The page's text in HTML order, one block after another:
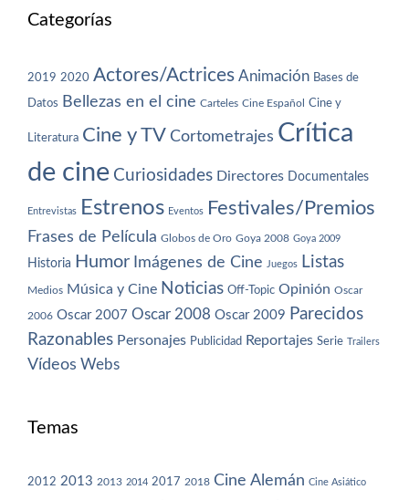
Categorías
2019 2020 Actores/Actrices Animación Bases de
Datos Bellezas en el cine Carteles Cine Español Cine y
Literatura Cine y TV Cortometrajes Crítica
de cine Curiosidades Directores Documentales
Entrevistas Estrenos Eventos Festivales/Premios
Frases de Película Globos de Oro Goya 2008 Goya 2009
Historia Humor Imágenes de Cine Juegos Listas
Medios Música y Cine Noticias Off-Topic Opinión Oscar
2006 Oscar 2007 Oscar 2008 Oscar 2009 Parecidos
Razonables Personajes Publicidad Reportajes Serie Trailers
Vídeos Webs
Temas
2012 2013 2013 2014 2017 2018 Cine Alemán Cine Asiático